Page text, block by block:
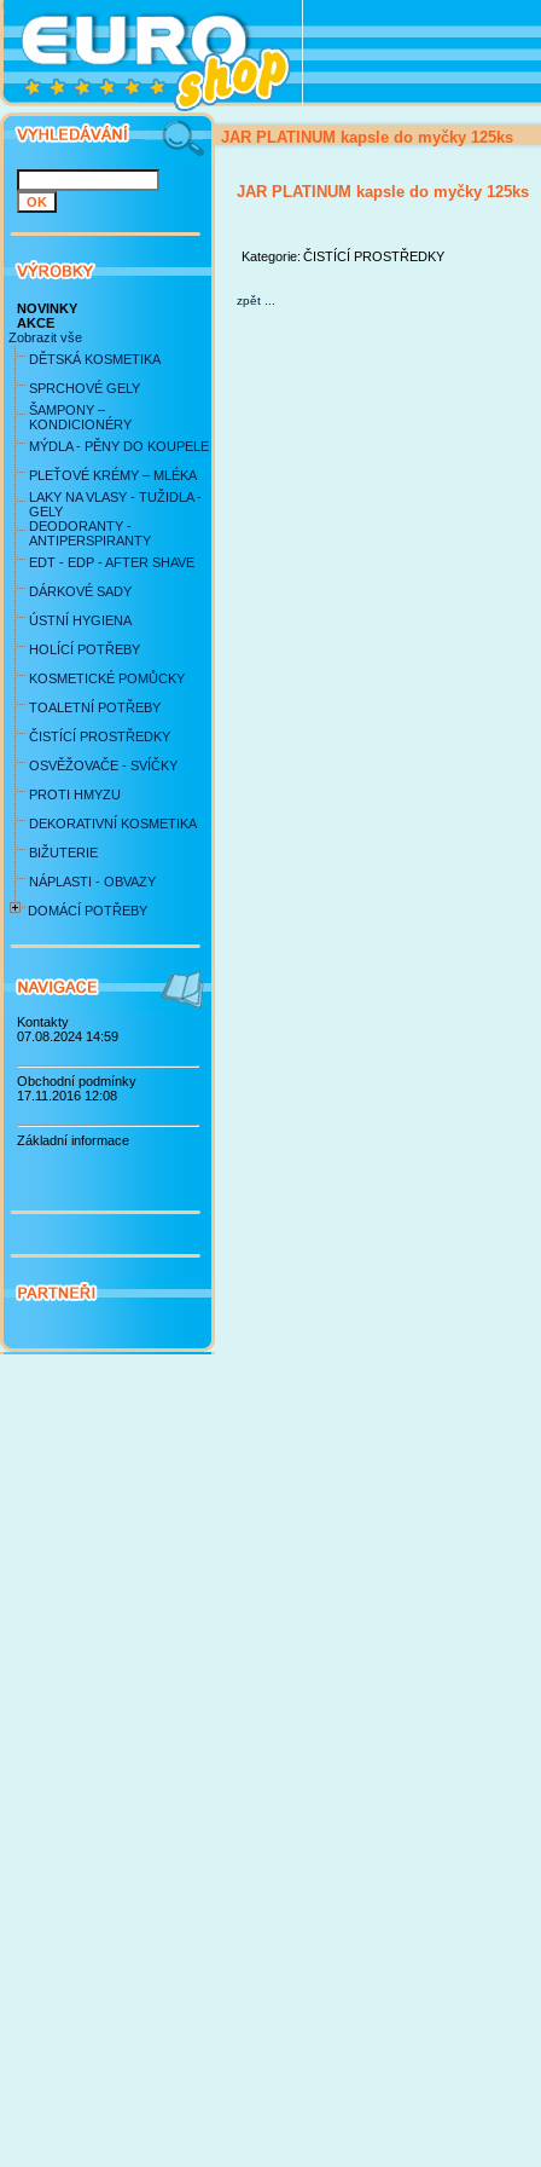
NOVINKY
AKCE
Zobrazit vše
DĚTSKÁ KOSMETIKA
SPRCHOVÉ GELY
ŠAMPONY –
KONDICIONÉRY
MÝDLA - PĚNY DO KOUPELE
PLEŤOVÉ KRÉMY – MLÉKA
LAKY NA VLASY - TUŽIDLA -
GELY
DEODORANTY -
ANTIPERSPIRANTY
EDT - EDP - AFTER SHAVE
DÁRKOVÉ SADY
ÚSTNÍ HYGIENA
HOLÍCÍ POTŘEBY
KOSMETICKÉ POMŮCKY
TOALETNÍ POTŘEBY
ČISTÍCÍ PROSTŘEDKY
OSVĚŽOVAČE - SVÍČKY
PROTI HMYZU
DEKORATIVNÍ KOSMETIKA
BIŽUTERIE
NÁPLASTI - OBVAZY
DOMÁCÍ POTŘEBY
Kontakty
07.08.2024 14:59
Obchodní podmínky
17.11.2016 12:08
Základní informace
JAR PLATINUM kapsle do myčky 125ks
JAR PLATINUM kapsle do myčky 125ks
Kategorie: ČISTÍCÍ PROSTŘEDKY
zpět ...